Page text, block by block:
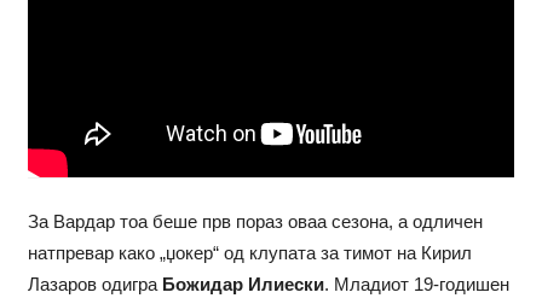
За Вардар тоа беше прв пораз оваа сезона, а одличен
натпревар како „џокер“ од клупата за тимот на Кирил
Лазаров одигра Божидар Илиески. Младиот 19-годишен